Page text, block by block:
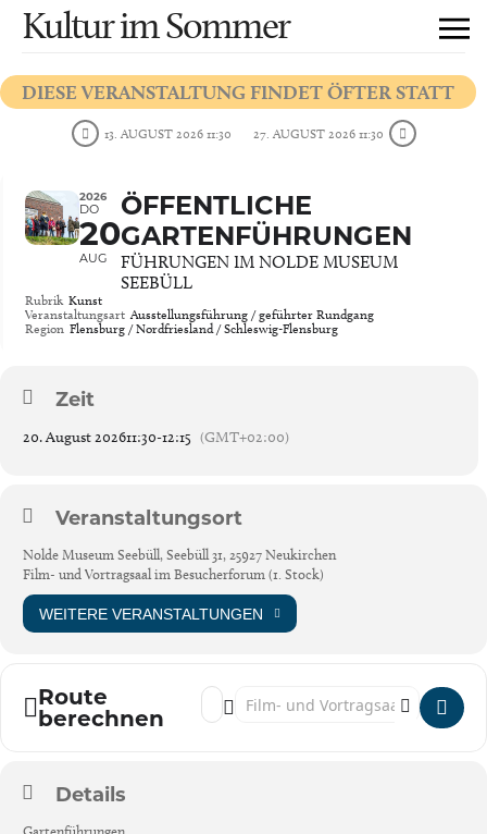
Kultur im Sommer
DIESE VERANSTALTUNG FINDET ÖFTER STATT
13. AUGUST 2026 11:30 27. AUGUST 2026 11:30
2026
DO
20
AUG
ÖFFENTLICHE
GARTENFÜHRUNGEN
FÜHRUNGEN IM NOLDE MUSEUM
SEEBÜLL
Rubrik Kunst
Veranstaltungsart Ausstellungsführung / geführter Rundgang
Region Flensburg / Nordfriesland / Schleswig-Flensburg
Zeit
20. August 202611:30-12:15 (GMT+02:00)
Veranstaltungsort
Nolde Museum Seebüll, Seebüll 31, 25927 Neukirchen
Film- und Vortragsaal im Besucherforum (1. Stock)
WEITERE VERANSTALTUNGEN
Route
berechnen
Address - Öffentliche Gartenführungen
Destination Address - Öffentliche
Details